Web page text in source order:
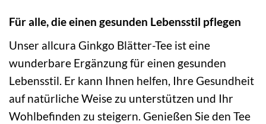
Für alle, die einen gesunden Lebensstil pflegen
Unser allcura Ginkgo Blätter-Tee ist eine
wunderbare Ergänzung für einen gesunden
Lebensstil. Er kann Ihnen helfen, Ihre Gesundheit
auf natürliche Weise zu unterstützen und Ihr
Wohlbefinden zu steigern. Genießen Sie den Tee